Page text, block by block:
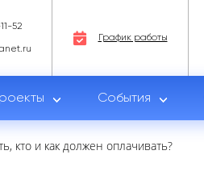
52
График работы
События
кто и как должен оплачивать?